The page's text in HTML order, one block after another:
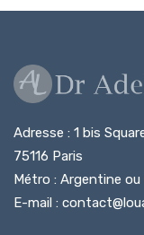
Adresse : 1 bis
75116 Paris
Métro : Argentine ou
E-mail :